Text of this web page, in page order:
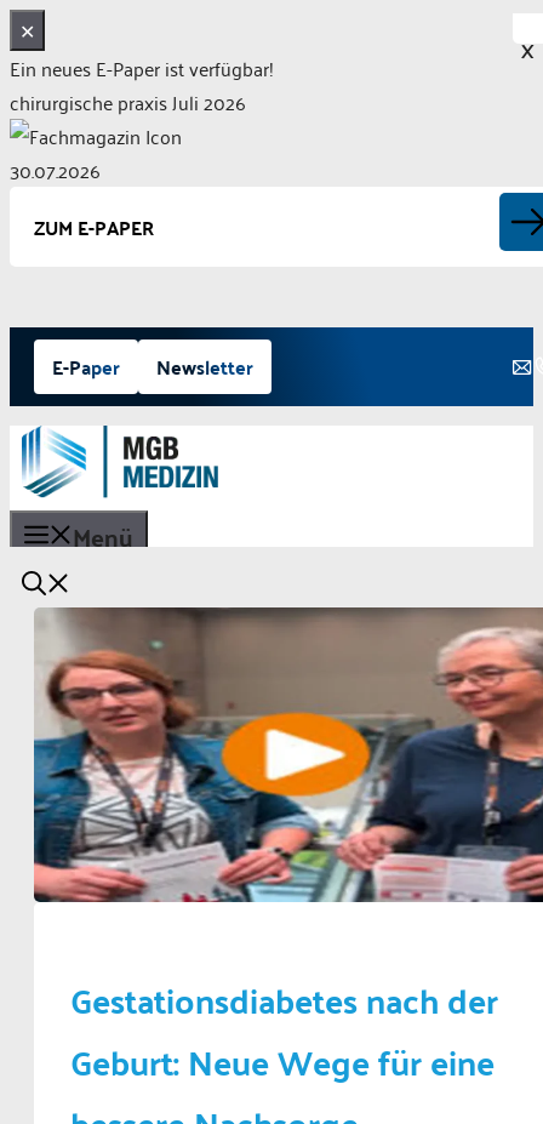
✕
Ein neues E-Paper ist verfügbar!
chirurgische praxis Juli 2026
30.07.2026
ZUM E-PAPER
Zum
Inhalt
springen
E-Paper Newsletter
Menü
Gestationsdiabetes nach der
Geburt: Neue Wege für eine
X